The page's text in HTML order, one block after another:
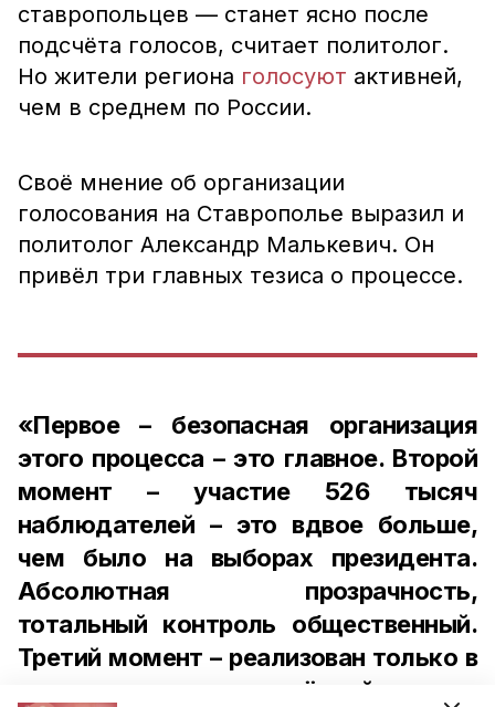
ставропольцев — станет ясно после
подсчёта голосов, считает политолог.
Но жители региона голосуют активней,
чем в среднем по России.
Своё мнение об организации
голосования на Ставрополье выразил и
политолог Александр Малькевич. Он
привёл три главных тезиса о процессе.
«Первое – безопасная организация
этого процесса – это главное. Второй
момент – участие 526 тысяч
наблюдателей – это вдвое больше,
чем было на выборах президента.
Абсолютная прозрачность,
тотальный контроль общественный.
Третий момент – реализован только в
двух регионах, но серьёзный задел –